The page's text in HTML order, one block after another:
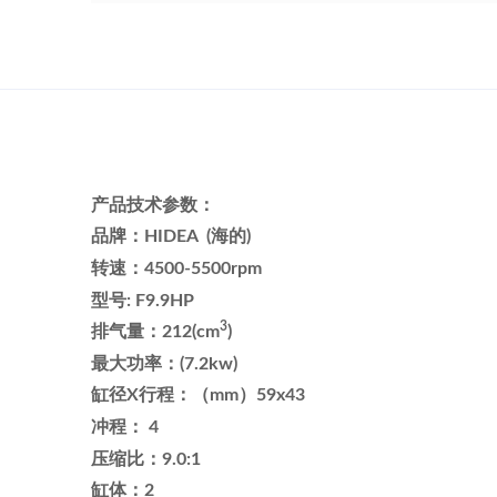
产品技术参数：
品牌：HIDEA (海的)
转速：4500-5500rpm
型号: F9.9HP
排气量：212(cm3)
最大功率：(7.2kw)
缸径X行程：（mm）59x43
冲程： 4
压缩比：9.0:1
缸体：2